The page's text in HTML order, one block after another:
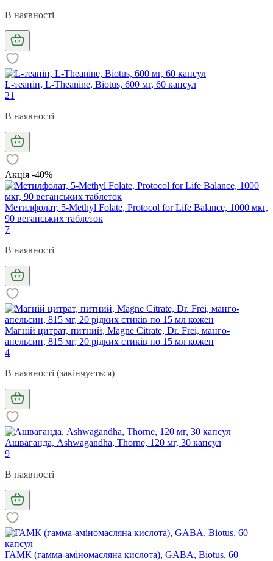
В наявності
L-теанін, L-Theanine, Biotus, 600 мг, 60 капсул
21
В наявності
Акція -40%
Метилфолат, 5-Methyl Folate, Protocol for Life Balance, 1000 мкг,
90 веганських таблеток
7
В наявності
Магній цитрат, питний, Magne Citrate, Dr. Frei, манго-
апельсин, 815 мг, 20 рідких стиків по 15 мл кожен
4
В наявності (закінчується)
Ашваганда, Ashwagandha, Thorne, 120 мг, 30 капсул
9
В наявності
ГАМК (гамма-аміномасляна кислота), GABA, Biotus, 60